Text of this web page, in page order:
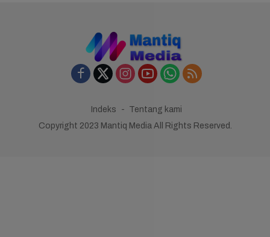
Indeks
Tentang kami
Copyright 2023 Mantiq Media All Rights Reserved.